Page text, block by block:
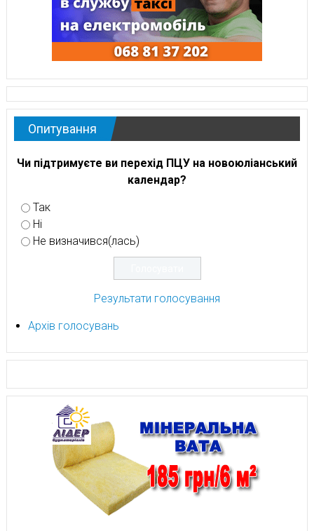
Опитування
Чи підтримуєте ви перехід ПЦУ на новоюліанський
календар?
Так
Ні
Не визначився(лась)
Результати голосування
Архів голосувань